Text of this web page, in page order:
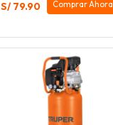
S/ 79.90 Comprar Ahora